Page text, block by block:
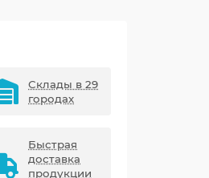
Склады в 29
городах
Быстрая
доставка
продукции